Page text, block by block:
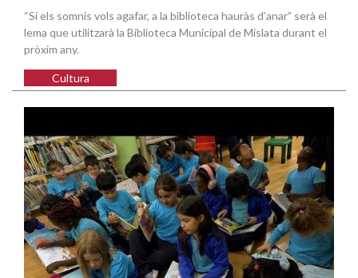
“Si els somnis vols agafar, a la biblioteca hauràs d’anar” serà el
lema que utilitzarà la Biblioteca Municipal de Mislata durant el
pròxim any.
Cultura